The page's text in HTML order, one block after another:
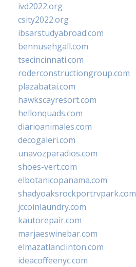
ivd2022.org
csity2022.org
ibsarstudyabroad.com
bennusehgall.com
tsecincinnati.com
roderconstructiongroup.com
plazabatai.com
hawkscayresort.com
hellonquads.com
diarioanimales.com
decogaleri.com
unavozparadios.com
shoes-vert.com
elbotanicopanama.com
shadyoaksrockportrvpark.com
jccoinlaundry.com
kautorepair.com
marjaeswinebar.com
elmazatlanclinton.com
ideacoffeenyc.com